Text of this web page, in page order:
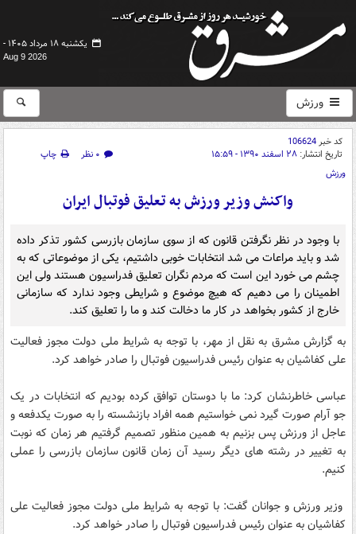
یکشنبه ۱۸ مرداد ۱۴۰۵ -
Aug 9 2026
ورزش
کد خبر106624
تاریخ انتشار: ۲۸ اسفند ۱۳۹۰ - ۱۵:۵۹ ۰ نظر
چاپ
ورزش
واکنش وزیر ورزش به تعلیق فوتبال ایران
با وجود در نظر نگرفتن قانون که از سوی سازمان بازرسی کشور تذکر داده
شد و باید مراعات می شد انتخابات خوبی داشتیم، یکی از موضوعاتی که به
چشم می خورد این است که مردم نگران تعلیق فدراسیون هستند ولی این
اطمینان را می دهیم که هیچ موضوع و شرایطی وجود ندارد که سازمانی
خارج از کشور بخواهد در کار ما دخالت کند و ما را تعلیق کند.
به گزارش مشرق به نقل از مهر، با توجه به شرایط ملی دولت مجوز فعالیت
علی کفاشیان به عنوان رئیس فدراسیون فوتبال را صادر خواهد کرد.
عباسی خاطرنشان کرد: ما با دوستان توافق کرده بودیم که انتخابات در یک
جو آرام صورت گیرد نمی خواستیم همه افراد بازنشسته را به صورت یکدفعه و
عاجل از ورزش پس بزنیم به همین منظور تصمیم گرفتیم هر زمان که نوبت
به تغییر در رشته های دیگر رسید آن زمان قانون سازمان بازرسی را عملی
کنیم.
وزیر ورزش و جوانان گفت: با توجه به شرایط ملی دولت مجوز فعالیت علی
کفاشیان به عنوان رئیس فدراسیون فوتبال را صادر خواهد کرد.